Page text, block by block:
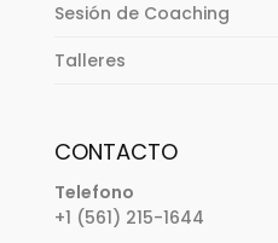
Sesión de Coaching
Talleres
CONTACTO
Telefono
+1 (561) 215-1644